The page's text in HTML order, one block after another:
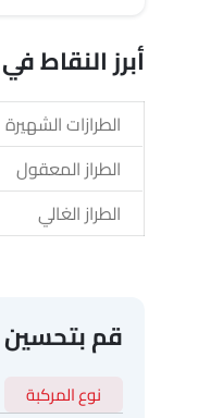
أبرز النقاط
الطرازات الشهيرة
الطراز المعقول
الطراز الغالي
قم
نوع المركبة